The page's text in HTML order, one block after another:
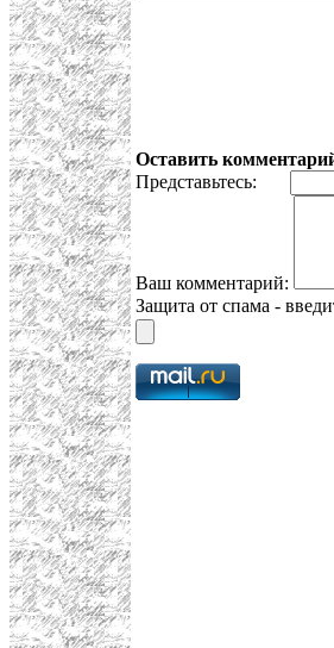
Оставить
Представьтесь:
Ваш комментарий:
Защита от спама -